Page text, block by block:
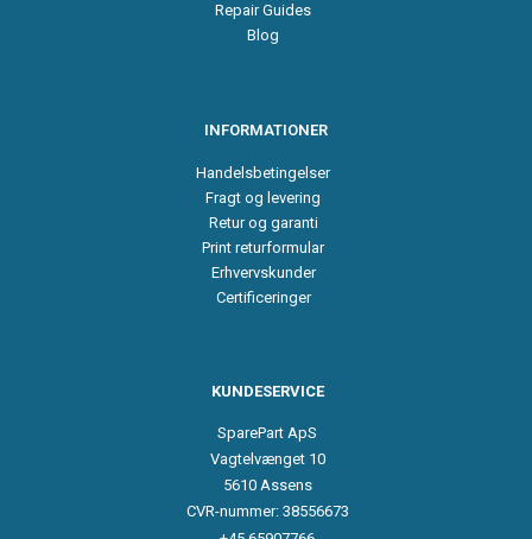
Repair Guides
Blog
INFORMATIONER
Handelsbetingelser
Fragt og levering
Retur og garanti
Print returformular
Erhvervskunder
Certificeringer
KUNDESERVICE
SparePart ApS
Vagtelvænget 10
5610 Assens
CVR-nummer: 38556673